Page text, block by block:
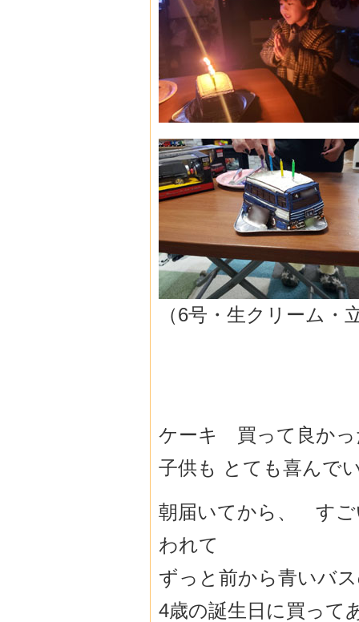
（6号・生クリーム・
ケーキ 買って良かっ
子供も とても喜んで
朝届いてから、 すご
われて
ずっと前から青いバ
4歳の誕生日に買って